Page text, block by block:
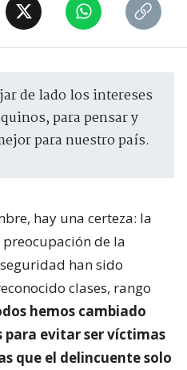
para pensar y
para nuestro país.
hay una certeza: la
de la
han sido
clases, rango
hemos cambiado
evitar ser víctimas
que el delincuente solo